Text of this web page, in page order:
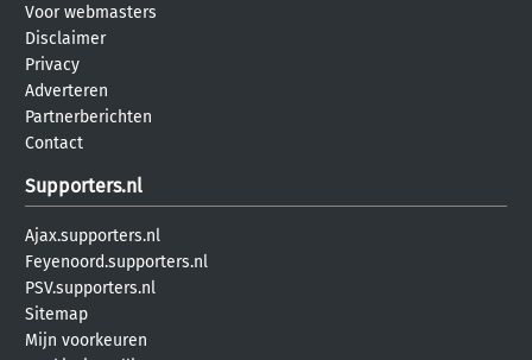
Voor webmasters
Disclaimer
Privacy
Adverteren
Partnerberichten
Contact
Supporters.nl
Ajax.supporters.nl
Feyenoord.supporters.nl
PSV.supporters.nl
Sitemap
Mijn voorkeuren